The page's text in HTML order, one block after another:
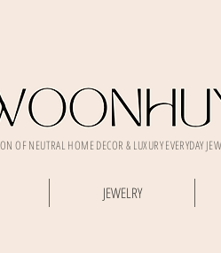
OF NEUTRAL HOME DECOR & LUXURY EVERYDAY
JEWELRY